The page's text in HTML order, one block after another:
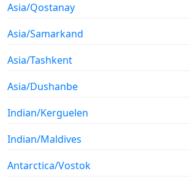
Asia/Qostanay
Asia/Samarkand
Asia/Tashkent
Asia/Dushanbe
Indian/Kerguelen
Indian/Maldives
Antarctica/Vostok